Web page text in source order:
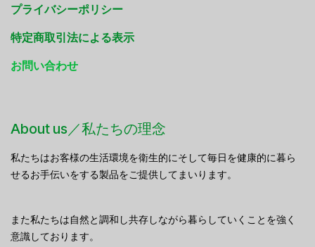
プライバシーポリシー
特定商取引法による表示
お問い合わせ
About us／私たちの理念
私たちはお客様の生活環境を衛生的にそして毎日を健康的に暮ら
せるお手伝いをする製品をご提供してまいります。
また私たちは自然と調和し共存しながら暮らしていくことを強く
意識しております。